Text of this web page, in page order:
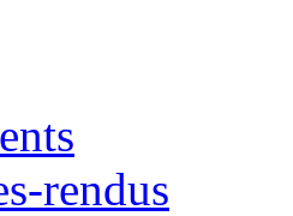
rendus